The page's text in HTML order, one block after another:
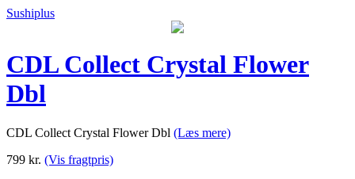
Sushiplus
CDL Collect Crystal Flower
Dbl
CDL Collect Crystal Flower Dbl (Læs mere)
799 kr. (Vis fragtpris)